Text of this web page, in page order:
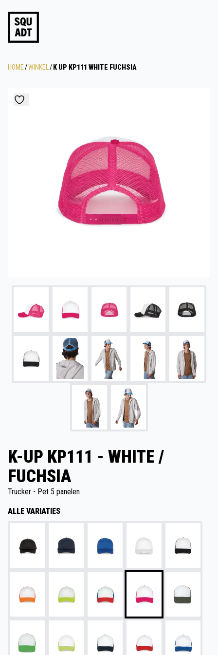
HOME/WINKEL / K UP KP111 WHITE FUCHSIA
K-UP KP111 - WHITE /
FUCHSIA
Trucker - Pet 5 panelen
ALLE VARIATIES